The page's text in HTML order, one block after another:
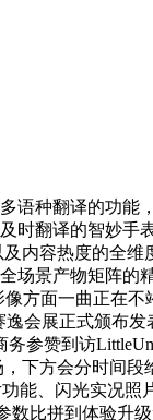
翻译的功能，
翻译的智妙手
内容热度的全
场景产物矩阵
方面一曲正在
会展正式颁布
参赞到访
下方会分时间
能、闪光实况
比拼到体验升